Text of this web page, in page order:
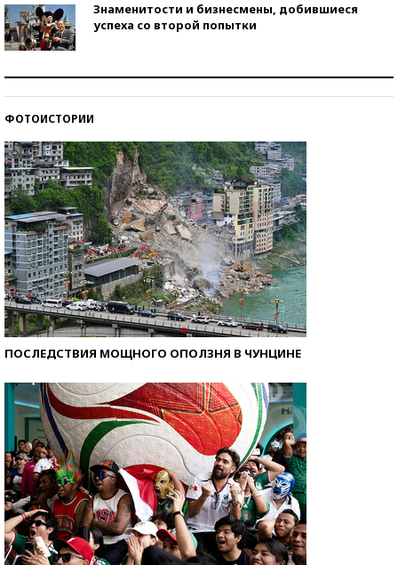
Знаменитости и бизнесмены, добившиеся
успеха со второй попытки
ФОТОИСТОРИИ
ПОСЛЕДСТВИЯ МОЩНОГО ОПОЛЗНЯ В ЧУНЦИНЕ